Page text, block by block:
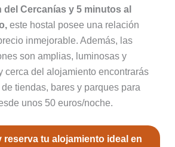
del Cercanías y 5 minutos al
este hostal posee una relación
inmejorable. Además, las
son amplias, luminosas y
cerca del alojamiento encontrarás
tiendas, bares y parques para
unos 50 euros/noche.
reserva tu alojamiento ideal en